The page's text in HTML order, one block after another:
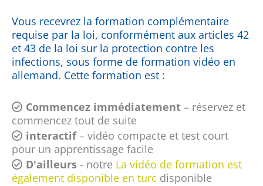
Vous recevrez la formation complémentaire
requise par la loi, conformément aux articles 42
et 43 de la loi sur la protection contre les
infections, sous forme de formation vidéo en
allemand. Cette formation est :
Commencez immédiatement – réservez et
commencez tout de suite
interactif– vidéo compacte et test court
pour un apprentissage facile
D'ailleurs - notre La vidéo de formation est
également disponible en turc disponible